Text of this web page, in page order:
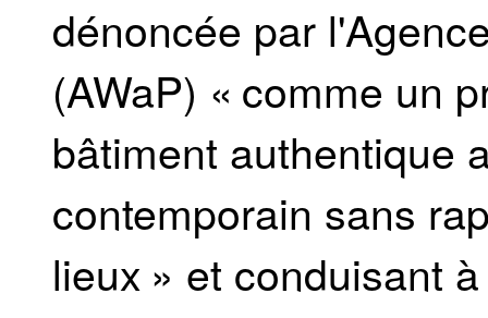
dénoncée par
(AWaP) « comme un
bâtiment authentique
contemporain sans
lieux » et conduisant